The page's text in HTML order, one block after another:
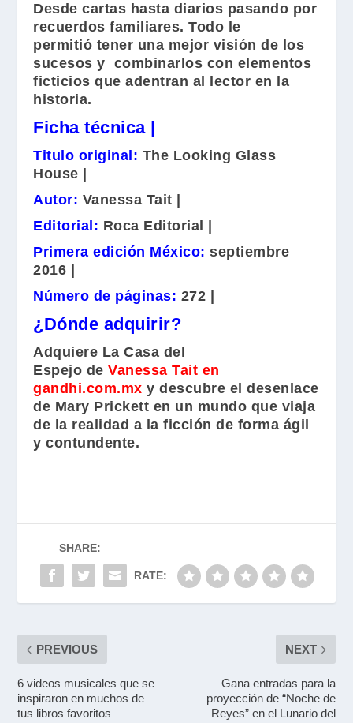
Desde cartas hasta diarios pasando por
recuerdos familiares. Todo le
permitió tener una mejor visión de los
sucesos y combinarlos con elementos
ficticios que adentran al lector en la
historia.
Ficha técnica |
Titulo original: The Looking Glass
House |
Autor: Vanessa Tait |
Editorial: Roca Editorial |
Primera edición México: septiembre
2016 |
Número de páginas: 272 |
¿Dónde adquirir?
Adquiere La Casa del
Espejo de Vanessa Tait en
gandhi.com.mxy descubre el desenlace
de Mary Prickett en un mundo que viaja
de la realidad a la ficción de forma ágil
y contundente.
SHARE:
RATE:
PREVIOUS
6 videos musicales que se
inspiraron en muchos de
tus libros favoritos
NEXT
Gana entradas para la
proyección de “Noche de
Reyes” en el Lunario del